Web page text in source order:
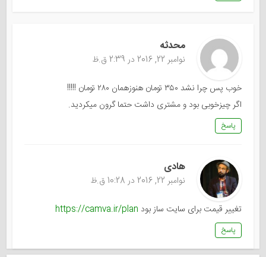
محدثه
نوامبر 22, 2016 در 2:39 ق.ظ
خوب پس چرا نشد ۳۵۰ تومان هنوزهمان ۲۸۰ تومان !!!!!
اگر چیزخوبی بود و مشتری داشت حتما گرون میکردید.
پاسخ
هادی
نوامبر 22, 2016 در 10:28 ق.ظ
تغییر قیمت برای سایت ساز بود https://camva.ir/plan
پاسخ